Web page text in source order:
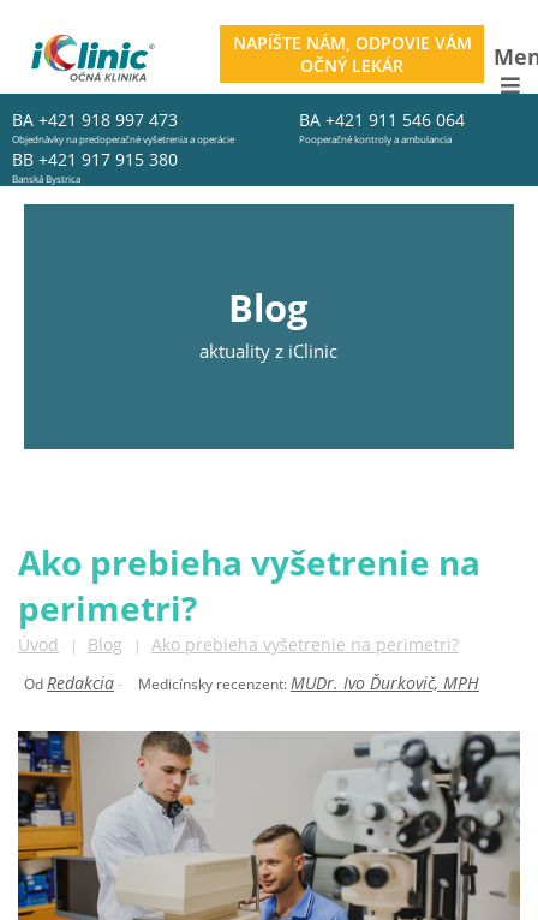
NAPÍŠTE NÁM, ODPOVIE VÁM
OČNÝ LEKÁR
BA +421 918 997 473
Objednávky na predoperačné vyšetrenia a operácie
BA +421 911 546 064
Pooperačné kontroly a ambulancia
BB +421 917 915 380
Banská Bystrica
Blog
aktuality z iClinic
Ako prebieha vyšetrenie na
perimetri?
Úvod | Blog | Ako prebieha vyšetrenie na perimetri?
OdRedakcia- Medicínsky recenzent:MUDr. Ivo Ďurkovič, MPH